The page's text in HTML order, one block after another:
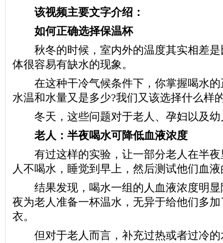
该视频主要文字介绍：
如何正确选择保温杯
秋冬的时候，室内外的温度其实相差是
体很容易有缺水的现象。
在这种干冷气候条件下，你掌握喝水的
水温和水量又是多少?我们又该选择什么样
冬天，这些问题对于老人、孕妇以及幼
老人：半夜喝水可降低血液浓度
有过这样的实验，让一部分老人在半夜
人不喝水，睡觉到早上，然后测试他们血
结果发现，喝水一组的人血液浓度明显
夜为老人准备一杯温水，无异于给他们多
衣。
但对于老人而言，补充过热或者过冷的